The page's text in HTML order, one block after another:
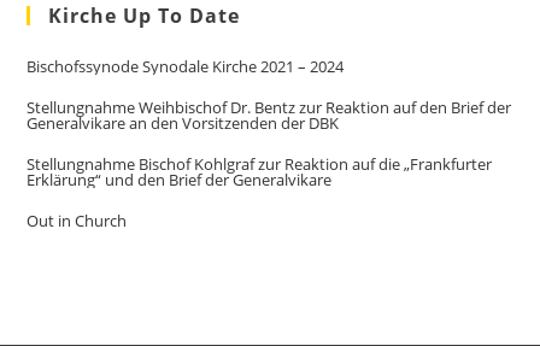
Kirche Up To Date
Bischofssynode Synodale Kirche 2021 – 2024
Stellungnahme Weihbischof Dr. Bentz zur Reaktion auf den Brief der
Generalvikare an den Vorsitzenden der DBK
Stellungnahme Bischof Kohlgraf zur Reaktion auf die „Frankfurter
Erklärung“ und den Brief der Generalvikare
Out in Church